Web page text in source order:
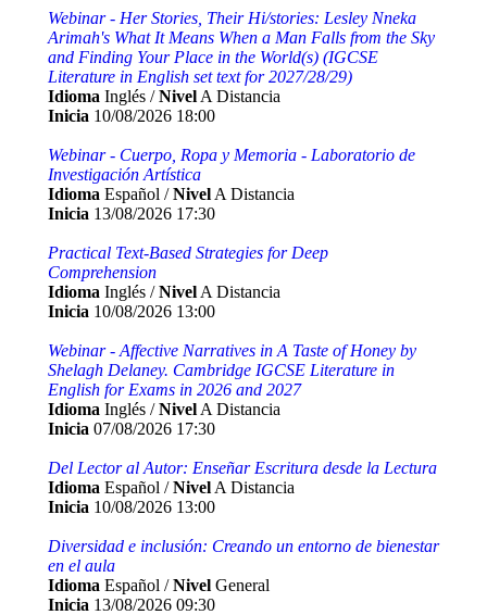
Webinar - Her Stories, Their Hi/stories: Lesley Nneka
Arimah's What It Means When a Man Falls from the Sky
and Finding Your Place in the World(s) (IGCSE
Literature in English set text for 2027/28/29)
Idioma Inglés /Nivel A Distancia
Inicia 10/08/2026 18:00
Webinar - Cuerpo, Ropa y Memoria - Laboratorio de
Investigación Artística
Idioma Español /Nivel A Distancia
Inicia 13/08/2026 17:30
Practical Text-Based Strategies for Deep
Comprehension
Idioma Inglés /Nivel A Distancia
Inicia 10/08/2026 13:00
Webinar - Affective Narratives in A Taste of Honey by
Shelagh Delaney. Cambridge IGCSE Literature in
English for Exams in 2026 and 2027
Idioma Inglés /Nivel A Distancia
Inicia 07/08/2026 17:30
Del Lector al Autor: Enseñar Escritura desde la Lectura
Idioma Español /Nivel A Distancia
Inicia 10/08/2026 13:00
Diversidad e inclusión: Creando un entorno de bienestar
en el aula
Idioma Español /Nivel General
Inicia 13/08/2026 09:30